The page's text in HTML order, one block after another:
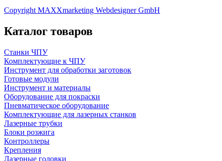
Copyright MAXXmarketing Webdesigner GmbH
Каталог товаров
Станки ЧПУ
Комплектующие к ЧПУ
Инструмент для обработки заготовок
Готовые модули
Инструмент и материалы
Оборудование для покраски
Пневматическое оборудование
Комплектующие для лазерных станков
Лазерные трубки
Блоки розжига
Контроллеры
Крепления
Лазерные головки